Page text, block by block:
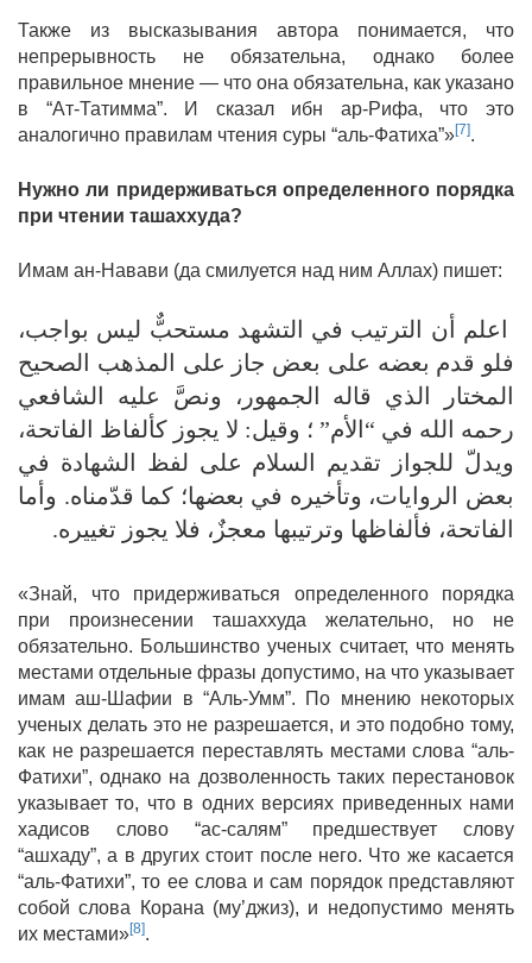
Также из высказывания автора понимается, что
непрерывность не обязательна, однако более
правильное мнение — что она обязательна, как указано
в “Ат-Татимма”. И сказал ибн ар-Рифа, что это
аналогично правилам чтения суры “аль-Фатиха”»[7].
Нужно ли придерживаться определенного порядка
при чтении ташаххуда?
Имам ан-Навави (да смилуется над ним Аллах) пишет:
اعلم أن الترتيب في التشهد مستحبٌّ ليس بواجب،
فلو قدم بعضه على بعض جاز على المذهب الصحيح
المختار الذي قاله الجمهور، ونصَّ عليه الشافعي
رحمه الله في “الأم” ؛ وقيل: لا يجوز كألفاظ الفاتحة،
ويدلّ للجواز تقديم السلام على لفظ الشهادة في
بعض الروايات، وتأخيره في بعضها؛ كما قدّمناه. وأما
الفاتحة، فألفاظها وترتيبها معجزٌ، فلا يجوز تغييره.
«Знай, что придерживаться определенного порядка
при произнесении ташаххуда желательно, но не
обязательно. Большинство ученых считает, что менять
местами отдельные фразы допустимо, на что указывает
имам аш-Шафии в “Аль-Умм”. По мнению некоторых
ученых делать это не разрешается, и это подобно тому,
как не разрешается переставлять местами слова “аль-
Фатихи”, однако на дозволенность таких перестановок
указывает то, что в одних версиях приведенных нами
хадисов слово “ас-салям” предшествует слову
“ашхаду”, а в других стоит после него. Что же касается
“аль-Фатихи”, то ее слова и сам порядок представляют
собой слова Корана (му’джиз), и недопустимо менять
их местами»[8].